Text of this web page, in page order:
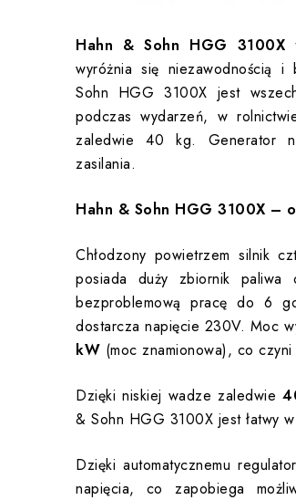
Hahn & Sohn HGG 3100X
wyróżnia się niezawodnością
Sohn HGG 3100X jest
podczas wydarzeń, w
zaledwie 40 kg. Generator
zasilania.
Hahn & Sohn HGG 3100X –
Chłodzony powietrzem silnik
posiada duży zbiornik
bezproblemową pracę do 6
dostarcza napięcie 230V. Moc
kW (moc znamionowa), co
Dzięki niskiej wadze zaledwie
& Sohn HGG 3100X jest łatwy
Dzięki automatycznemu
napięcia, co zapobiega